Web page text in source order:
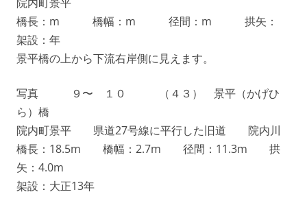
橋長：m 橋幅：m 径間：m 拱矢：
架設：年
景平橋の上から下流右岸側に見えます。
写真 ９〜 １０ （４３） 景平（かげひ
ら）橋
院内町景平 県道27号線に平行した旧道 院内川
橋長：18.5m 橋幅：2.7m 径間：11.3m 拱
矢：4.0m
架設：大正13年